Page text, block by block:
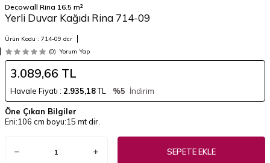
Decowall Rina 16.5 m²
Yerli Duvar Kağıdı Rina 714-09
Ürün Kodu : 714-09 dcr
(0) Yorum Yap
3.089,66 TL
Havale Fiyatı : 2.935,18TL %5 İndirim
Öne Çıkan Bilgiler
Eni:106 cm boyu:15 mt dir.
SEPETE EKLE